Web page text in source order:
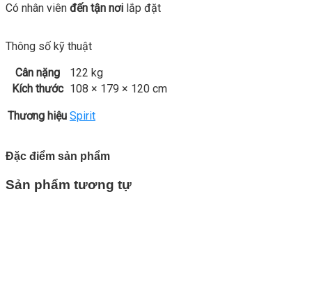
Có nhân viên đến tận nơi lắp đặt
Thông số kỹ thuật
Cân nặng
122 kg
Kích thước 108 × 179 × 120 cm
Thương hiệu Spirit
Đặc điểm sản phẩm
Sản phẩm tương tự